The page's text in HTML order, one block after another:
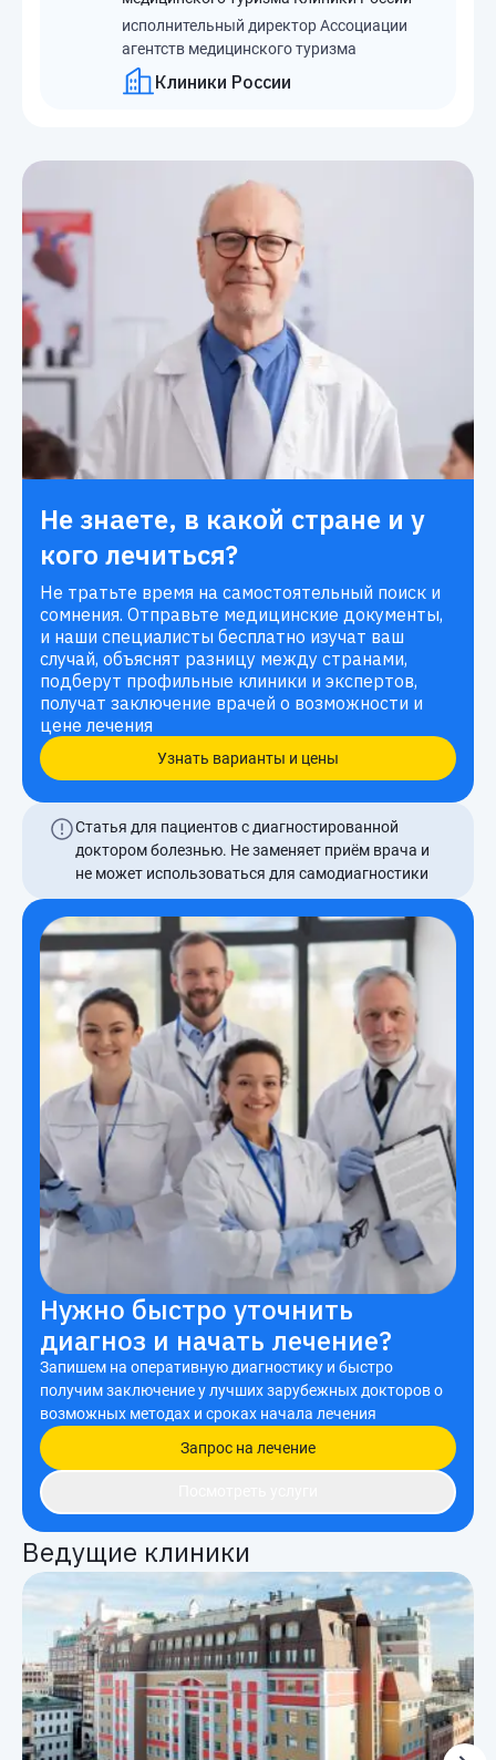
исполнительный директор Ассоциации
агентств медицинского туризма
Клиники России
Не знаете, в какой стране и у
кого лечиться?
Не тратьте время на самостоятельный поиск и
сомнения. Отправьте медицинские документы,
и наши специалисты бесплатно изучат ваш
случай, объяснят разницу между странами,
подберут профильные клиники и экспертов,
получат заключение врачей о возможности и
цене лечения
Узнать варианты и цены
Статья для пациентов с диагностированной
доктором болезнью. Не заменяет приём врача и
не может использоваться для самодиагностики
Нужно быстро уточнить
диагноз и начать лечение?
Запишем на оперативную диагностику и быстро
получим заключение у лучших зарубежных докторов о
возможных методах и сроках начала лечения
Запрос на лечение
Ведущие клиники